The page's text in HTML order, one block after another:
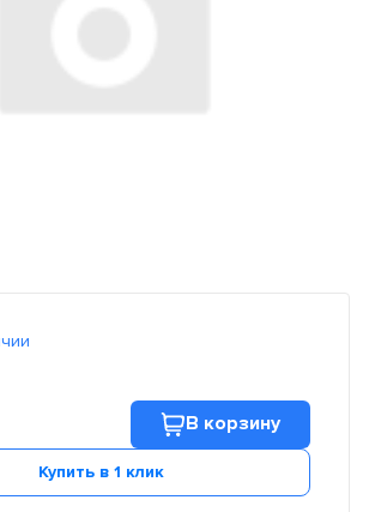
В корзину
Купить в 1 клик